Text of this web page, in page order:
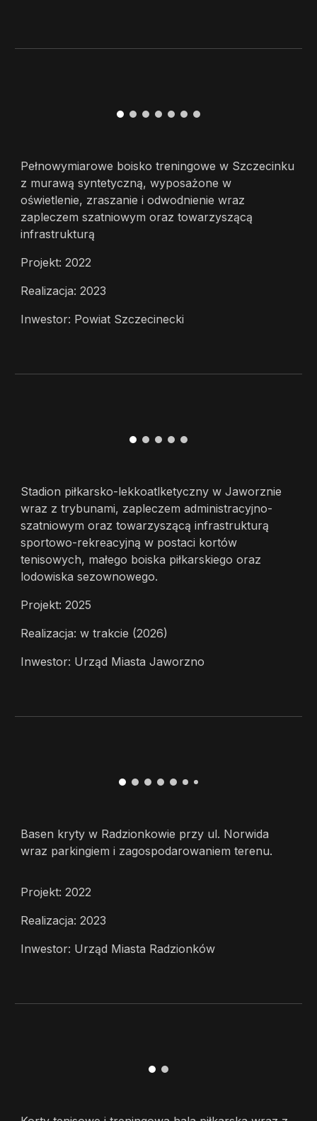
Pełnowymiarowe boisko treningowe w Szczecinku
z murawą syntetyczną, wyposażone w
oświetlenie, zraszanie i odwodnienie wraz
zapleczem szatniowym oraz towarzyszącą
infrastrukturą
Projekt: 2022
Realizacja: 2023
Inwestor: Powiat Szczecinecki
Stadion piłkarsko-lekkoatlketyczny w Jaworznie
wraz z trybunami, zapleczem administracyjno-
szatniowym oraz towarzyszącą infrastrukturą
sportowo-rekreacyjną w postaci kortów
tenisowych, małego boiska piłkarskiego oraz
lodowiska sezownowego.
Projekt: 2025
Realizacja: w trakcie (2026)
Inwestor: Urząd Miasta Jaworzno
Basen kryty w Radzionkowie przy ul. Norwida
wraz parkingiem i zagospodarowaniem terenu.
Projekt: 2022
Realizacja: 2023
Inwestor: Urząd Miasta Radzionków